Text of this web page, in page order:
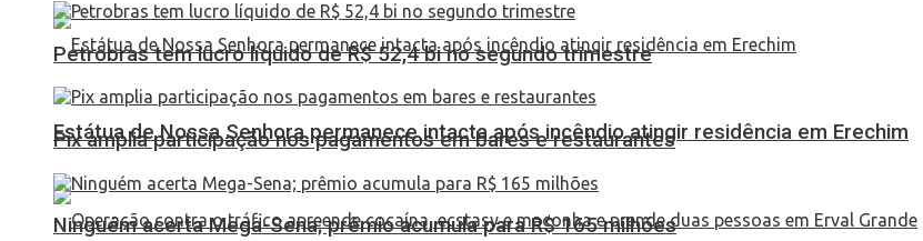
Estátua de Nossa Senhora permanece intacta após incêndio atingir residência em Erechim
Petrobras tem lucro líquido de R$ 52,4 bi no segundo trimestre
Pix amplia participação nos pagamentos em bares e restaurantes
Ninguém acerta Mega-Sena; prêmio acumula para R$ 165 milhões